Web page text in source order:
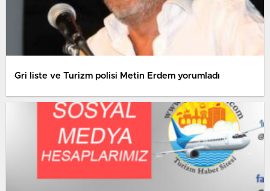
Gri liste ve Turizm polisi Metin Erdem yorumladı